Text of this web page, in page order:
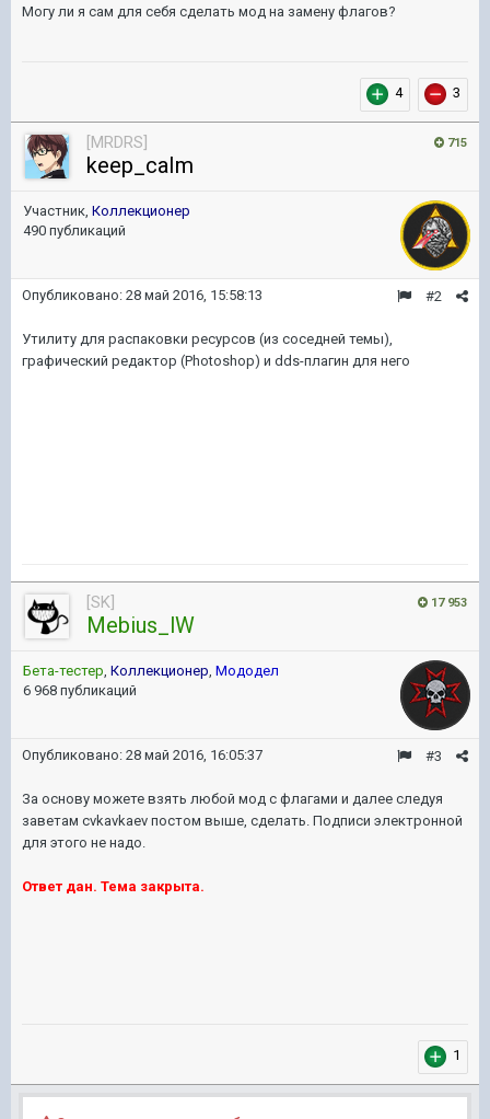
Могу ли я сам для себя сделать мод на замену флагов?
4 3
715
[MRDRS]
keep_caIm
Участник, Коллекционер
490 публикаций
#2
Опубликовано: 28 май 2016, 15:58:13
Утилиту для распаковки ресурсов (из соседней темы),
графический редактор (Photoshop) и dds-плагин для него
17 953
[SK]
Mebius_lW
Бета-тестер, Коллекционер, Мододел
6 968 публикаций
#3
Опубликовано: 28 май 2016, 16:05:37
За основу можете взять любой мод с флагами и далее следуя
заветам cvkavkaev постом выше, сделать. Подписи электронной
для этого не надо.
Ответ дан. Тема закрыта.
1